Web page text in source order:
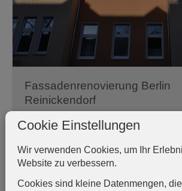
Fassadenrenovierung Berlin
Reinickendorf
Fassadeninstandsetzung,
Stucksanierung, Putzarbeiten und
Weiterlesen …Fassadenrenovierung
Berlin
Reinickendorf
Cookie Einstellungen
Wir verwenden Cookies, um Ihr
Website zu verbessern.
Cookies sind kleine Datenmengen,